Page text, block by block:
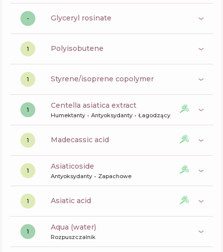
- glyceryl rosinate
1 polyisobutene
1 styrene/isoprene copolymer
1 centella asiatica extract
Humektanty Antyoksydanty Łagodzący
1 madecassic acid
1 asiaticoside
Antyoksydanty Zapachowe
1 asiatic acid
1 aqua (water)
Rozpuszczalnik